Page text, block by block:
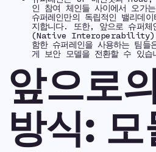
인 참여 체인들 사이에서 오가
슈퍼레인만의 독립적인 밸리데
지합니다. 또한, 앞으로 슈퍼체
(Native Interoperability)가
함한 슈퍼레인을 사용하는 팀들
게 보안 모델을 전환할 수 있습
앞으로
방식: 모